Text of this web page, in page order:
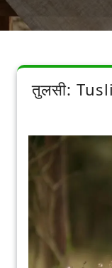
तुलसी: